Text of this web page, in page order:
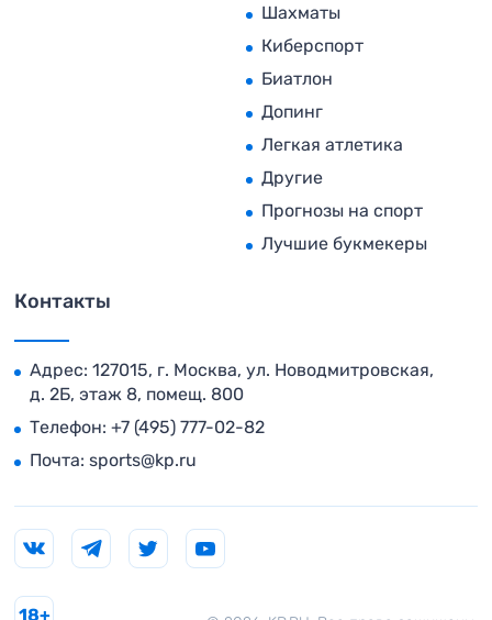
Шахматы
Киберспорт
Биатлон
Допинг
Легкая атлетика
Другие
Прогнозы на спорт
Лучшие букмекеры
Контакты
Адрес: 127015, г. Москва, ул. Новодмитровская,
д. 2Б, этаж 8, помещ. 800
Телефон: +7 (495) 777-02-82
Почта: sports@kp.ru
18+